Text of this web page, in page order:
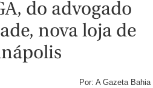
do advogado
nova loja de
Por: A Gazeta Bahia